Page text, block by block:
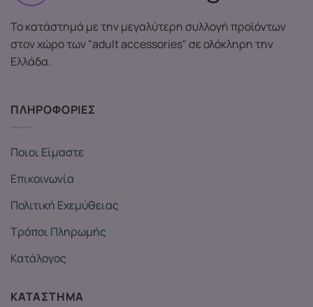
Το κατάστημά με την μεγαλύτερη συλλογή προϊόντων
στον χώρο των "adult accessories" σε ολόκληρη την
Ελλάδα.
ΠΛΗΡΟΦΟΡΙΕΣ
Ποιοι Είμαστε
Επικοινωνία
Πολιτική Εχεμύθειας
Τρόποι Πληρωμής
Κατάλογος
ΚΑΤΑΣΤΗΜΑ